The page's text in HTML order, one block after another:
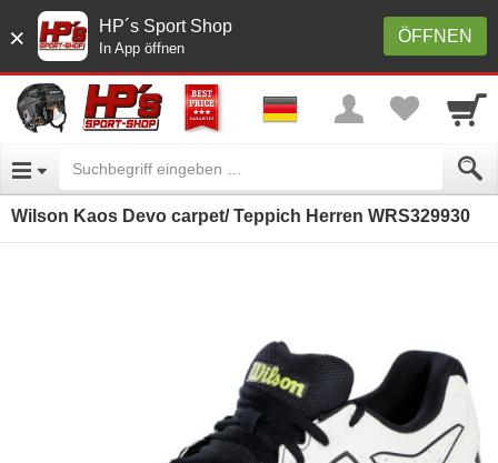
× ÖFFNEN
HP´s Sport Shop
In App öffnen
Wilson Kaos Devo carpet/ Teppich Herren WRS329930